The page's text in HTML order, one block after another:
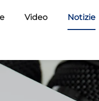
Video Notizie